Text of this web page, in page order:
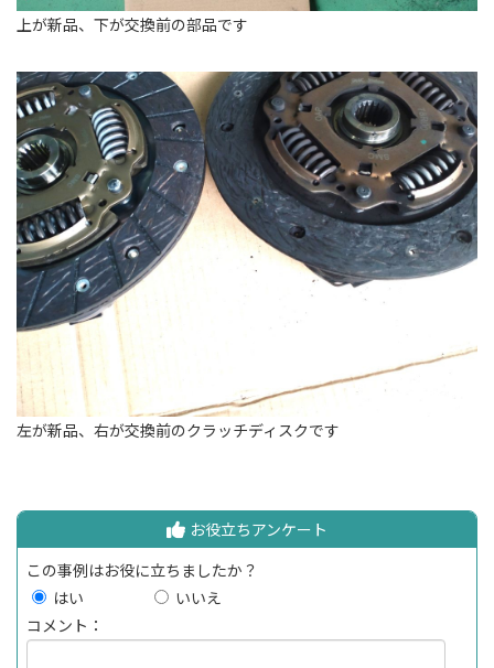
上が新品、下が交換前の部品です
左が新品、右が交換前のクラッチディスクです
お役立ちアンケート
この事例はお役に立ちましたか？
はい
いいえ
コメント：